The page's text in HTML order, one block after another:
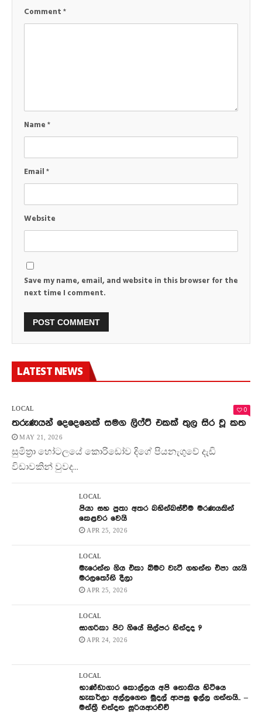
Comment*
Name*
Email*
Website
Save my name, email, and website in this browser for the
next time I comment.
LATEST NEWS
LOCAL 0
තරුණයන් දෙදෙනෙක් සමග ලිෆ්ට් එකක් තුල සිර වූ කත
MAY 21, 2026
සුමිත්‍රා හෝටලයේ කොරිඩෝව දිගේ පියනැගුවේ දැඩි
විඩාවකින් වුවද...
LOCAL
පියා සහ පුතා අතර බහින්බස්වීම මරණයකින්
කෙළවර වෙයි
APR 25, 2026
LOCAL
මැරෙන්න ගිය එකා බිමට වැටී ගහන්න එපා යැයි
මරලතෝනි දීලා
APR 25, 2026
LOCAL
සාගරිකා පිට ගියේ සිල්පර හින්දද ?
APR 24, 2026
LOCAL
භාණ්ඩාගාර කොල්ලය අපි නොකිය හිටියෙ
හැකර්ලා අල්ලගෙන මුදල් ආපසු ඉල්ල ගන්නයි.. –
මන්ත්‍රී චන්දන සූරියආරච්චි